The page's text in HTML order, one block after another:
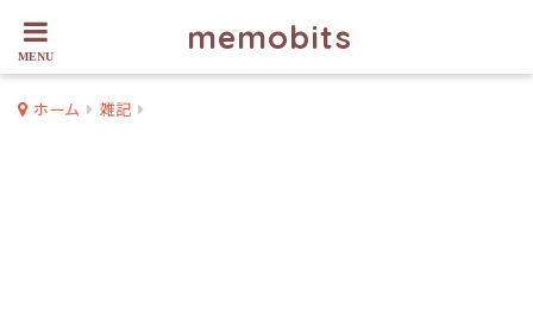
memobits
ホーム 雑記